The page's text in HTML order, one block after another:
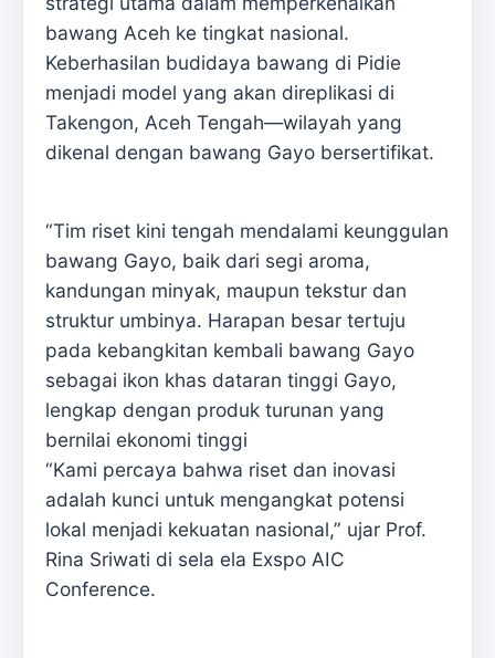
bawang Aceh ke tingkat nasional.
Keberhasilan budidaya bawang di Pidie
menjadi model yang akan direplikasi di
Takengon, Aceh Tengah—wilayah yang
dikenal dengan bawang Gayo bersertifikat.
“Tim riset kini tengah mendalami keunggulan
bawang Gayo, baik dari segi aroma,
kandungan minyak, maupun tekstur dan
struktur umbinya. Harapan besar tertuju
pada kebangkitan kembali bawang Gayo
sebagai ikon khas dataran tinggi Gayo,
lengkap dengan produk turunan yang
bernilai ekonomi tinggi
“Kami percaya bahwa riset dan inovasi
adalah kunci untuk mengangkat potensi
lokal menjadi kekuatan nasional,” ujar Prof.
Rina Sriwati di sela ela Exspo AIC
Conference.